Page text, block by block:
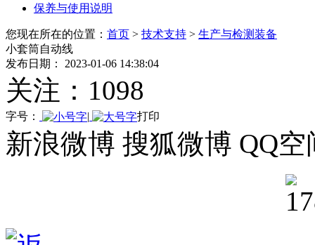
保养与使用说明
您现在所在的位置： 首页 > 技术支持 > 生产与检测装备
小套筒自动线
发布日期： 2023-01-06 14:38:04
关注： 1098
字号： | 打印
新浪微博 搜狐微博 QQ空